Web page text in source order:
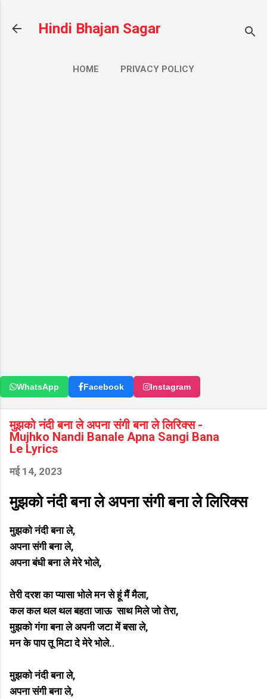
Hindi Bhajan Sagar
HOME PRIVACY POLICY
WhatsApp Facebook Instagram
मुझको नंदी बना ले अपना संगी बना ले लिरिक्स -
Mujhko Nandi Banale Apna Sangi Bana
Le Lyrics
मई 14, 2023
मुझको नंदी बना ले अपना संगी बना ले लिरिक्स
मुझको नंदी बना ले,
अपना संगी बना ले,
अपना बंधी बना ले मेरे भोले,
तेरी दरश का प्यासा भोले मन से हूं मैं मैला,
कल कल थल थल बहता जाऊ साथ मिले जो तेरा,
मुझको गंगा बना ले अपनी जटा में बसा ले,
मन के पाप तू मिटा दे मेरे भोले..
मुझको नंदी बना ले,
अपना संगी बना ले,